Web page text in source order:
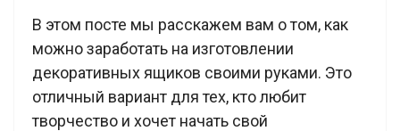
В этом посте мы расскажем вам о том, как
можно заработать на изготовлении
декоративных ящиков своими руками. Это
отличный вариант для тех, кто любит
творчество и хочет начать свой